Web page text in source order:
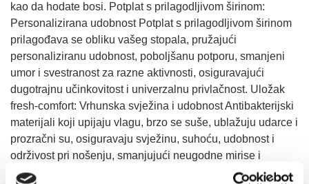
kao da hodate bosi. Potplat s prilagodljivom širinom:
Personalizirana udobnost Potplat s prilagodljivom širinom
prilagođava se obliku vašeg stopala, pružajući
personaliziranu udobnost, poboljšanu potporu, smanjeni
umor i svestranost za razne aktivnosti, osiguravajući
dugotrajnu učinkovitost i univerzalnu privlačnost. Uložak
fresh-comfort: Vrhunska svježina i udobnost Antibakterijski
materijali koji upijaju vlagu, brzo se suše, ublažuju udarce i
prozračni su, osiguravaju svježinu, suhoću, udobnost i
održivost pri nošenju, smanjujući neugodne mirise i
opterećenje te poboljšavajući zdravlje stopala.